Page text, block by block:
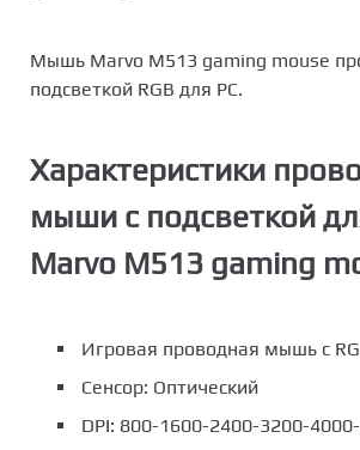
Мышь Marvo M513 gaming mouse
подсветкой RGB для PC.
Характеристики
мыши с подсветкой
Marvo M513 gaming
Игровая проводная мышь с
Сенсор: Оптический
DPI: 800-1600-2400-3200-